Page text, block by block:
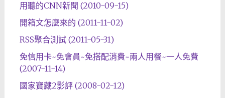
用聽的CNN新聞 (2010-09-15)
開箱文怎麼來的 (2011-11-02)
RSS聚合測試 (2011-05-31)
免信用卡~免會員~免搭配消費~兩人用餐~一人免費
(2007-11-14)
國家寶藏2影評 (2008-02-12)